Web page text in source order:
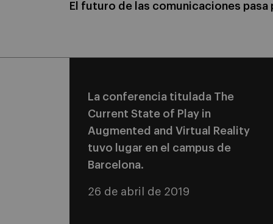
El futuro de las comunicaciones pasa
La conferencia titulada The
Current State of Play in
Augmented and Virtual Reality
tuvo lugar en el campus de
Barcelona.
26 de abril de 2019